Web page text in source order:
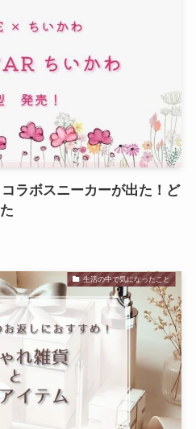
ラボスニーカーが出た！ど
生活の中で気になったこと